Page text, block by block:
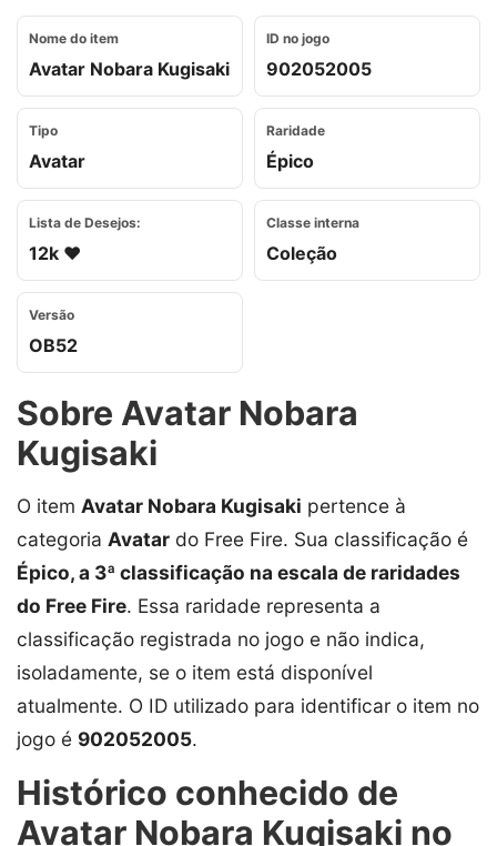
Nome do item
Avatar Nobara Kugisaki
ID no jogo
902052005
Tipo
Avatar
Raridade
Épico
Lista de Desejos:
12k ❤️
Classe interna
Coleção
Versão
OB52
Sobre Avatar Nobara
Kugisaki
O item Avatar Nobara Kugisaki pertence à
categoria Avatar do Free Fire. Sua classificação é
Épico, a 3ª classificação na escala de raridades
do Free Fire. Essa raridade representa a
classificação registrada no jogo e não indica,
isoladamente, se o item está disponível
atualmente. O ID utilizado para identificar o item no
jogo é 902052005.
Histórico conhecido de
Avatar Nobara Kugisaki no